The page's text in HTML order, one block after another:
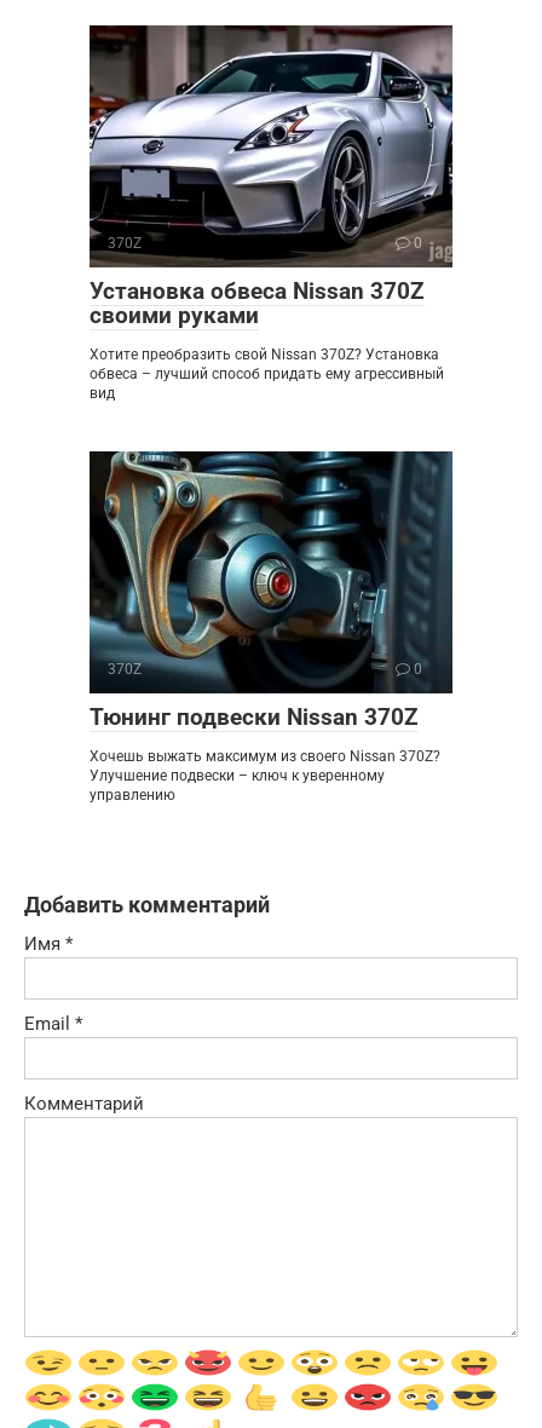
370Z 0
Установка обвеса Nissan 370Z
своими руками
Хотите преобразить свой Nissan 370Z? Установка
обвеса – лучший способ придать ему агрессивный
вид
370Z 0
Тюнинг подвески Nissan 370Z
Хочешь выжать максимум из своего Nissan 370Z?
Улучшение подвески – ключ к уверенному
управлению
Добавить комментарий
Имя *
Email *
Комментарий